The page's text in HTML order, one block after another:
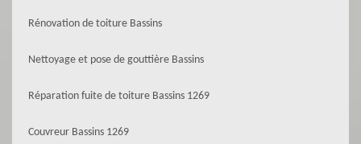
Rénovation de toiture Bassins
Nettoyage et pose de gouttière Bassins
Réparation fuite de toiture Bassins 1269
Couvreur Bassins 1269